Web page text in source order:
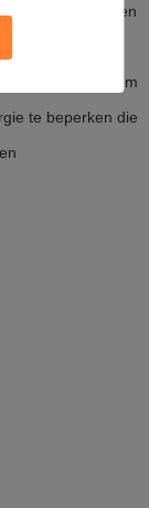
het produceren
systeem
te beperken die